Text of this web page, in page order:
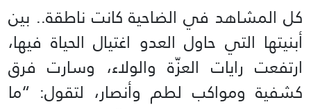
كل المشاهد في الضاحية كانت ناطقة.. بين
أبنيتها التي حاول العدو اغتيال الحياة فيها،
ارتفعت رايات العزّة والولاء، وسارت فرق
كشفية ومواكب لطم وأنصار، لتقول: “ما